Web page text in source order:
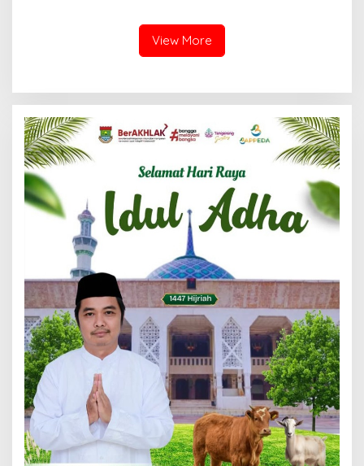
Triliun
View More